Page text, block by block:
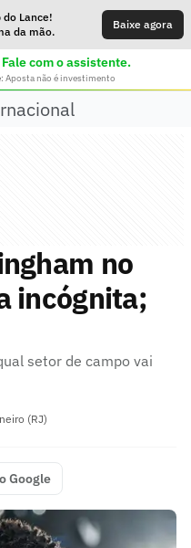
do Lance!
da mão.
Baixe agora
Fale com o assistente.
Aposta não é investimento
no
incógnita;
setor de campo vai
(RJ)
Google